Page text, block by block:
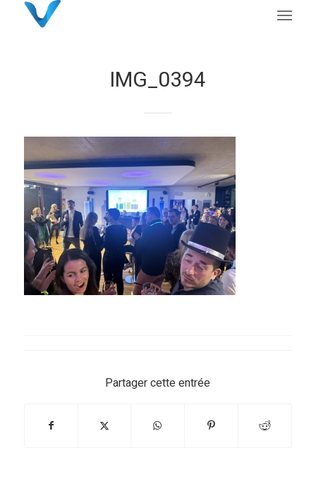
IMG_0394
Partager cette entrée